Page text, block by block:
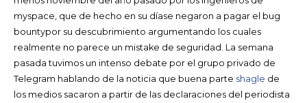
myspace, que de hecho en su díase negaron a pagar el bug
bountypor su descubrimiento argumentando los cuales
realmente no parece un mistake de seguridad. La semana
pasada tuvimos un intenso debate por el grupo privado de
Telegram hablando de la noticia que buena parte shagle de
los medios sacaron a partir de las declaraciones del periodista